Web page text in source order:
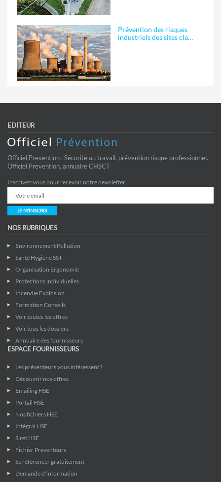
Prévention des risques
industriels des sites cla…
EDITEUR
Officiel Prevention : Sécurité au travail, prévention risque professionnel.
Officiel Prevention, annuaire CHSCT
Inscrivez-vous pour recevoir notre newsletter
JE M'INSCRIS
NOS RUBRIQUES
Environnement Pollution
Santé Hygiène SST
Organisation Ergonomie
Protections individuelles
Incendie Explosion
Formation Conseils
Voir toutes les offres
Voir tous les dossiers
Annuaire des fournisseurs
ESPACE FOURNISSEURS
Les préventeurs vous intéressent ?
Découvrir nos offres
Emailing HSE
Portail HSE
Nos fichiers HSE
Intégral HSE
Siret HSE
Fichier Preventeurs
Se référencer gratuitement
Demande d'information